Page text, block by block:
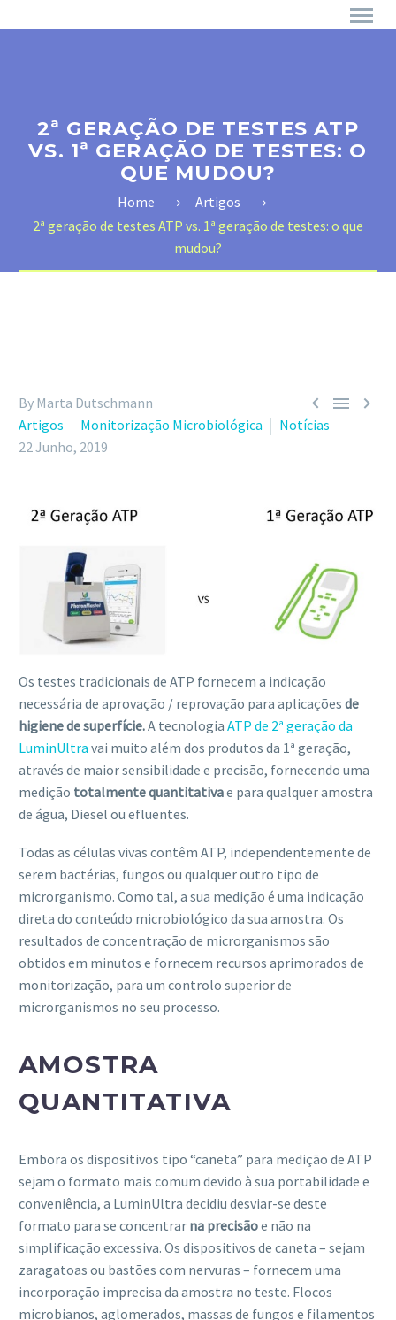
2ª GERAÇÃO DE TESTES ATP
VS. 1ª GERAÇÃO DE TESTES: O
QUE MUDOU?
Home
Artigos
2ª geração de testes ATP vs. 1ª geração de testes: o que
mudou?
  
By Marta Dutschmann
Artigos
Monitorização Microbiológica
Notícias
22 Junho, 2019
Os testes tradicionais de ATP fornecem a indicação
necessária de aprovação / reprovação para aplicações de
higiene de superfície.A tecnologia ATP de 2ª geração da
LuminUltra vai muito além dos produtos da 1ª geração,
através de maior sensibilidade e precisão, fornecendo uma
medição totalmente quantitativae para qualquer amostra
de água, Diesel ou efluentes.
Todas as células vivas contêm ATP, independentemente de
serem bactérias, fungos ou qualquer outro tipo de
microrganismo. Como tal, a sua medição é uma indicação
direta do conteúdo microbiológico da sua amostra. Os
resultados de concentração de microrganismos são
obtidos em minutos e fornecem recursos aprimorados de
monitorização, para um controlo superior de
microrganismos no seu processo.
AMOSTRA
QUANTITATIVA
Embora os dispositivos tipo “caneta” para medição de ATP
sejam o formato mais comum devido à sua portabilidade e
conveniência, a LuminUltra decidiu desviar-se deste
formato para se concentrar na precisãoe não na
simplificação excessiva. Os dispositivos de caneta – sejam
zaragatoas ou bastões com nervuras – fornecem uma
incorporação imprecisa da amostra no teste. Flocos
microbianos, aglomerados, massas de fungos e filamentos